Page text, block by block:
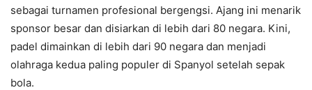
sebagai turnamen profesional bergengsi. Ajang ini menarik
sponsor besar dan disiarkan di lebih dari 80 negara. Kini,
padel dimainkan di lebih dari 90 negara dan menjadi
olahraga kedua paling populer di Spanyol setelah sepak
bola.